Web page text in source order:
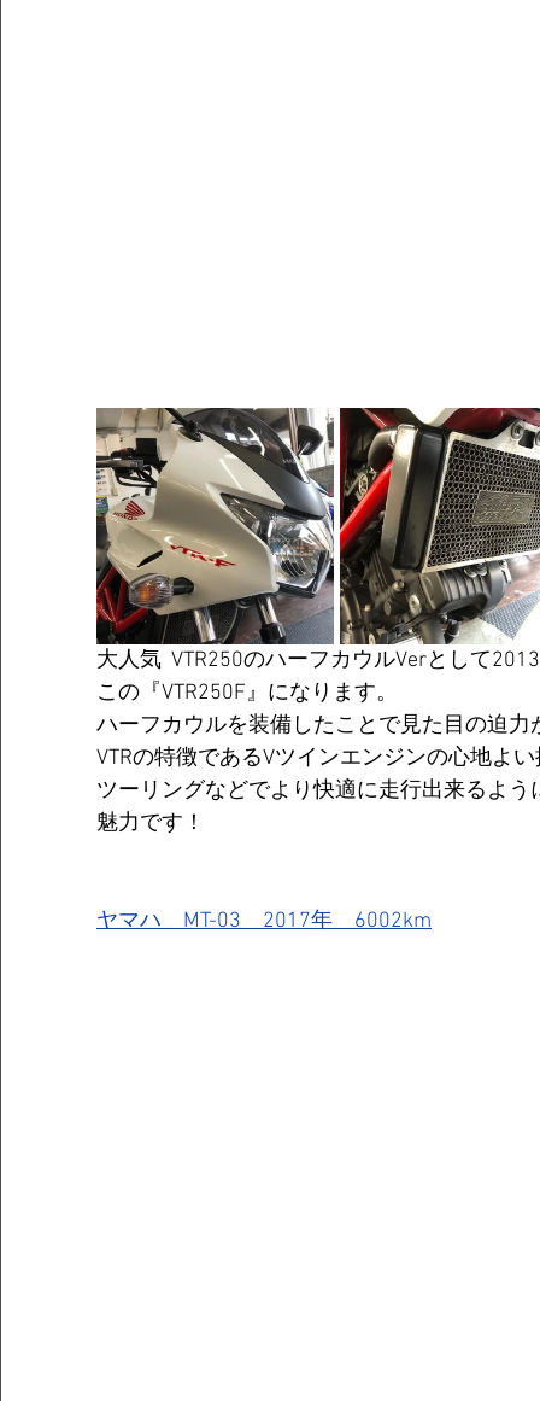
大人気  VTR250のハーフカウルVerとして
この『VTR250F』になります。
ハーフカウルを装備したことで見た目の迫力
VTRの特徴であるVツインエンジンの心地よ
ツーリングなどでより快適に走行出来るよ
魅力です！
ヤマハ　MT-03　2017年　6002km